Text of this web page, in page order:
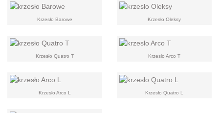
Krzesło Barowe Krzesło Oleksy
Krzesło Quatro T Krzesło Arco T
Krzesło Arco L Krzesło Quatro L